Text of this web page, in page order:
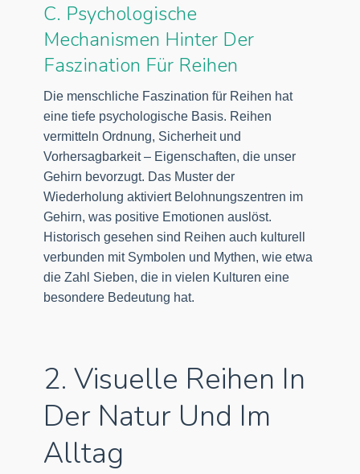
C. Psychologische
Mechanismen Hinter Der
Faszination Für Reihen
Die menschliche Faszination für Reihen hat
eine tiefe psychologische Basis. Reihen
vermitteln Ordnung, Sicherheit und
Vorhersagbarkeit – Eigenschaften, die unser
Gehirn bevorzugt. Das Muster der
Wiederholung aktiviert Belohnungszentren im
Gehirn, was positive Emotionen auslöst.
Historisch gesehen sind Reihen auch kulturell
verbunden mit Symbolen und Mythen, wie etwa
die Zahl Sieben, die in vielen Kulturen eine
besondere Bedeutung hat.
2. Visuelle Reihen In
Der Natur Und Im
Alltag